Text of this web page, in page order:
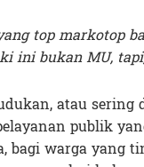
top markotop
ini bukan MU,
atau
publik
bagi warga yang